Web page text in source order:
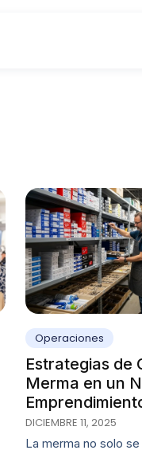
Operaciones
Estrategias de
Merma en un
DICIEMBRE 11, 2025
La merma no solo